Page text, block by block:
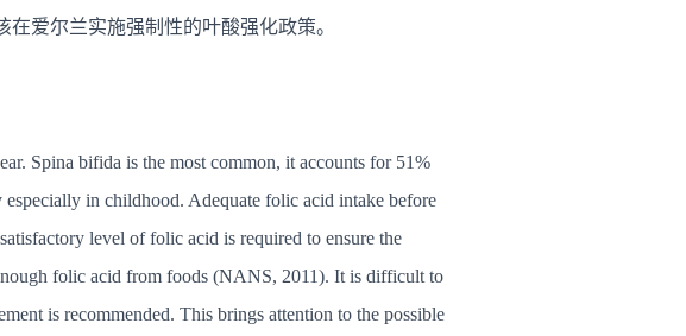
爱尔兰实施强制性的叶酸强化政策。
Spina bifida is the most common, it accounts for 51%
in childhood. Adequate folic acid intake before
level of folic acid is required to ensure the
folic acid from foods (NANS, 2011). It is difficult to
is recommended. This brings attention to the possible